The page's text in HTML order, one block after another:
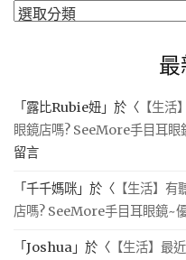
分
最
「 露比Rubie妞 」於〈 【生
眼鏡店嗎? SeeMore手目耳眼
留言
「千千媽咪 」於〈 【生活】
店嗎? SeeMore手目耳眼鏡~
「Joshua 」於〈 【生活】最